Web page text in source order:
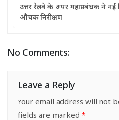
उत्तर रेलवे के अपर महाप्रबंधक ने नई
औचक निरीक्षण
No Comments:
Leave a Reply
Your email address will not
fields are marked *